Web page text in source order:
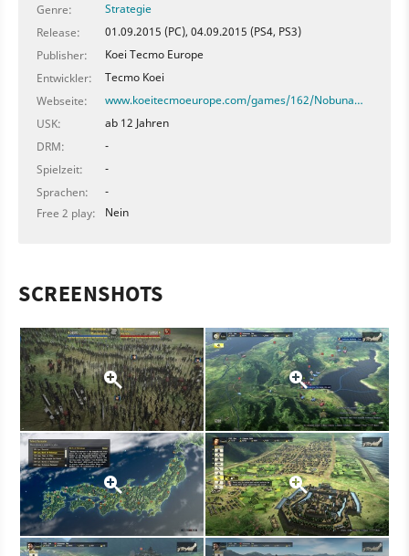
Genre:
Strategie
Release:
01.09.2015 (PC), 04.09.2015 (PS4, PS3)
Publisher:
Koei Tecmo Europe
Entwickler:
Tecmo Koei
Webseite:
www.koeitecmoeurope.com/games/162/Nobuna…
USK:
ab 12 Jahren
DRM:
-
Spielzeit:
-
Sprachen:
-
Free 2 play:
Nein
SCREENSHOTS